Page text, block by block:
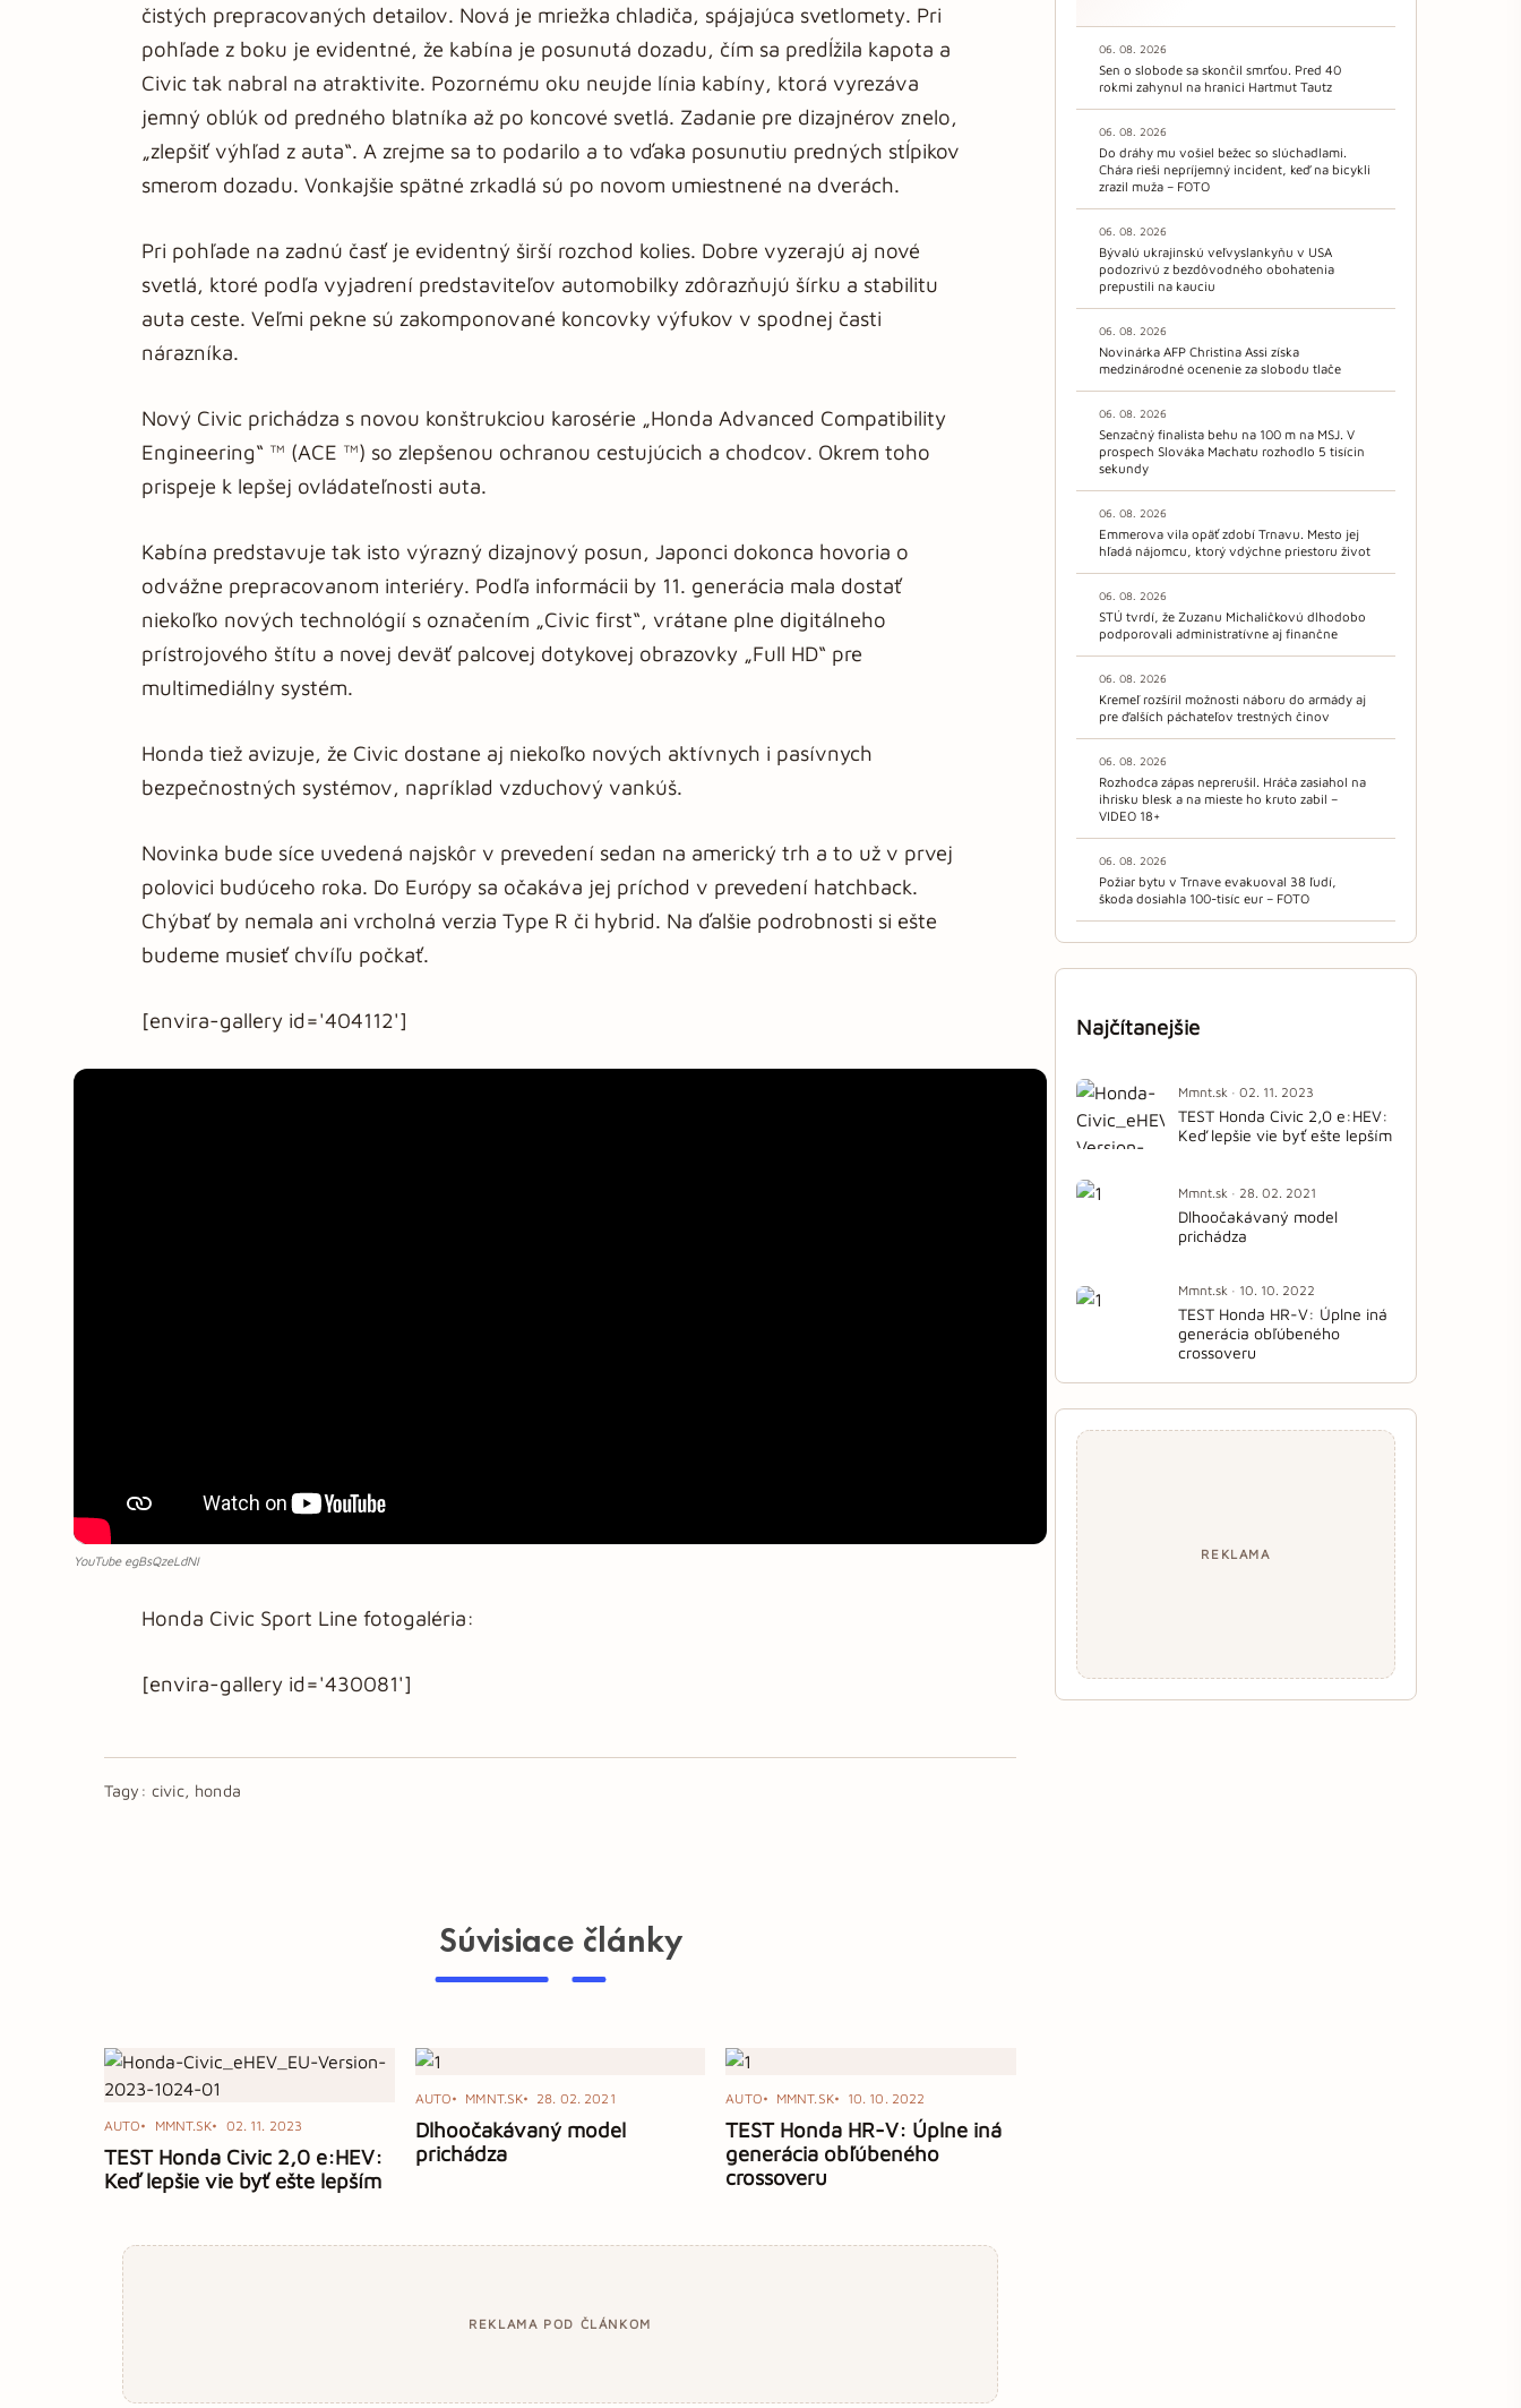
čistých prepracovaných detailov. Nová je mriežka chladiča, spájajúca svetlomety. Pri
pohľade z boku je evidentné, že kabína je posunutá dozadu, čím sa predĺžila kapota a
Civic tak nabral na atraktivite. Pozornému oku neujde línia kabíny, ktorá vyrezáva
jemný oblúk od predného blatníka až po koncové svetlá. Zadanie pre dizajnérov znelo,
„zlepšiť výhľad z auta“. A zrejme sa to podarilo a to vďaka posunutiu predných stĺpikov
smerom dozadu. Vonkajšie spätné zrkadlá sú po novom umiestnené na dverách.
Pri pohľade na zadnú časť je evidentný širší rozchod kolies. Dobre vyzerajú aj nové
svetlá, ktoré podľa vyjadrení predstaviteľov automobilky zdôrazňujú šírku a stabilitu
auta ceste. Veľmi pekne sú zakomponované koncovky výfukov v spodnej časti
nárazníka.
Nový Civic prichádza s novou konštrukciou karosérie „Honda Advanced Compatibility
Engineering“ ™ (ACE ™) so zlepšenou ochranou cestujúcich a chodcov. Okrem toho
prispeje k lepšej ovládateľnosti auta.
Kabína predstavuje tak isto výrazný dizajnový posun, Japonci dokonca hovoria o
odvážne prepracovanom interiéry. Podľa informácii by 11. generácia mala dostať
niekoľko nových technológií s označením „Civic first“, vrátane plne digitálneho
prístrojového štítu a novej deväť palcovej dotykovej obrazovky „Full HD“ pre
multimediálny systém.
Honda tiež avizuje, že Civic dostane aj niekoľko nových aktívnych i pasívnych
bezpečnostných systémov, napríklad vzduchový vankúš.
Novinka bude síce uvedená najskôr v prevedení sedan na americký trh a to už v prvej
polovici budúceho roka. Do Európy sa očakáva jej príchod v prevedení hatchback.
Chýbať by nemala ani vrcholná verzia Type R či hybrid. Na ďalšie podrobnosti si ešte
budeme musieť chvíľu počkať.
[envira-gallery id='404112']
YouTube egBsQzeLdNI
Honda Civic Sport Line fotogaléria:
[envira-gallery id='430081']
Tagy: civic, honda
Súvisiace články
AUTO MMNT.SK 02. 11. 2023
TEST Honda Civic 2,0 e:HEV:
Keď lepšie vie byť ešte lepším
AUTO MMNT.SK 28. 02. 2021
Dlhoočakávaný model
prichádza
AUTO MMNT.SK 10. 10. 2022
TEST Honda HR-V: Úplne iná
generácia obľúbeného
crossoveru
REKLAMA POD ČLÁNKOM
06. 08. 2026
Sen o slobode sa skončil smrťou. Pred 40
rokmi zahynul na hranici Hartmut Tautz
06. 08. 2026
Do dráhy mu vošiel bežec so slúchadlami.
Chára rieši nepríjemný incident, keď na bicykli
zrazil muža – FOTO
06. 08. 2026
Bývalú ukrajinskú veľvyslankyňu v USA
podozrivú z bezdôvodného obohatenia
prepustili na kauciu
06. 08. 2026
Novinárka AFP Christina Assi získa
medzinárodné ocenenie za slobodu tlače
06. 08. 2026
Senzačný finalista behu na 100 m na MSJ. V
prospech Slováka Machatu rozhodlo 5 tisícin
sekundy
06. 08. 2026
Emmerova vila opäť zdobí Trnavu. Mesto jej
hľadá nájomcu, ktorý vdýchne priestoru život
06. 08. 2026
STÚ tvrdí, že Zuzanu Michaličkovú dlhodobo
podporovali administratívne aj finančne
06. 08. 2026
Kremeľ rozšíril možnosti náboru do armády aj
pre ďalších páchateľov trestných činov
06. 08. 2026
Rozhodca zápas neprerušil. Hráča zasiahol na
ihrisku blesk a na mieste ho kruto zabil –
VIDEO 18+
06. 08. 2026
Požiar bytu v Trnave evakuoval 38 ľudí,
škoda dosiahla 100-tisíc eur – FOTO
Najčítanejšie
Mmnt.sk · 02. 11. 2023
TEST Honda Civic 2,0 e:HEV:
Keď lepšie vie byť ešte lepším
Mmnt.sk · 28. 02. 2021
Dlhoočakávaný model
prichádza
Mmnt.sk · 10. 10. 2022
TEST Honda HR-V: Úplne iná
generácia obľúbeného
crossoveru
REKLAMA